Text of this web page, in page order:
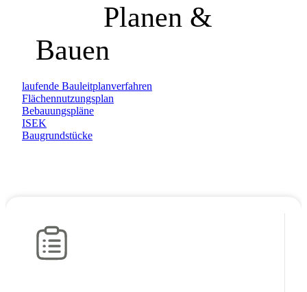
Planen &
Bauen
laufende Bauleitplanverfahren
Flächennutzungsplan
Bebauungspläne
ISEK
Baugrundstücke